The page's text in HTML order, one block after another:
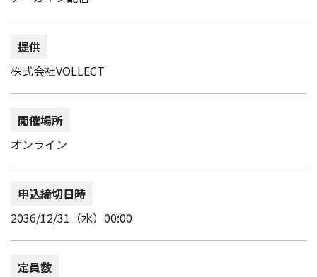
提供
株式会社VOLLECT
開催場所
オンライン
申込締切日時
2036/12/31（水）00:00
定員数